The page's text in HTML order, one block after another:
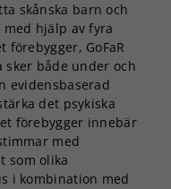
skånska barn och
hjälp av fyra
GoFaR
sker både under och
evidensbaserad
det psykiska
förebygger innebär
med
som olika
i kombination med